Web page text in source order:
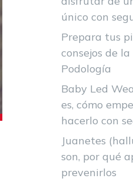
único con
Prepara tus
consejos de
Podología
Baby Led
es, cómo
hacerlo con
Juanetes
son, por qué
prevenirlos